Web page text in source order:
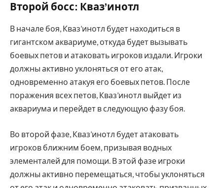
Второй босс: Кваз’инотл
В начале боя, Кваз’инотл будет находиться в
гигантском аквариуме, откуда будет вызывать
боевых петов и атаковать игроков издали. Игроки
должны активно уклоняться от его атак,
одновременно атакуя его боевых петов. После
поражения всех петов, Кваз’инотл выйдет из
аквариума и перейдет в следующую фазу боя.
Во второй фазе, Кваз’инотл будет атаковать
игроков ближним боем, призывая водных
элементалей для помощи. В этой фазе игроки
должны активно перемещаться, чтобы уклоняться